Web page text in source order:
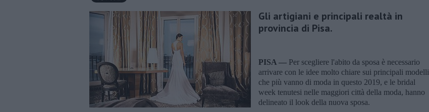
Gli artigiani e principali realtà in
provincia di Pisa.
PISA — Per scegliere l'abito da sposa è necessario
arrivare con le idee molto chiare sui principali modelli
che più vanno di moda in questo 2019, e le bridal
week tenutesi nelle maggiori città della moda, hanno
delineato il look della nuova sposa.